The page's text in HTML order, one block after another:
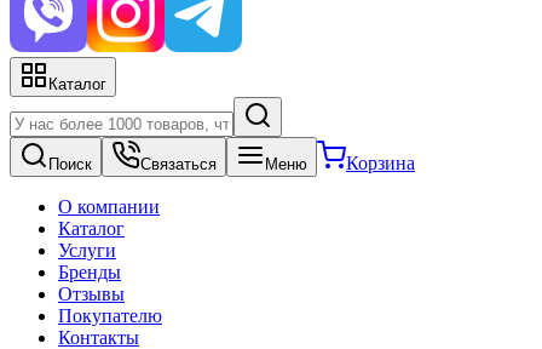
Каталог
Поиск Связаться Меню Корзина
О компании
Каталог
Услуги
Бренды
Отзывы
Покупателю
Контакты